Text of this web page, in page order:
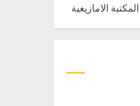
الامازيغية